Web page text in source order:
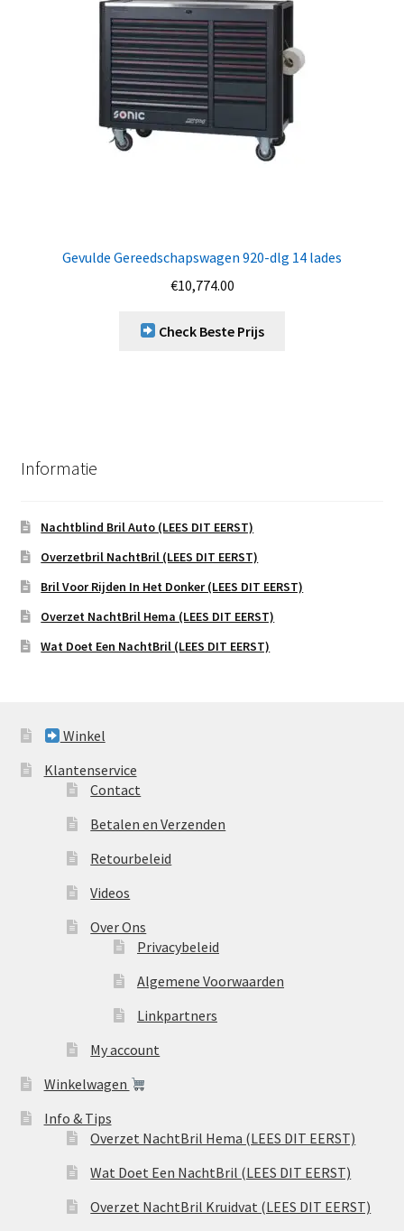
Gevulde Gereedschapswagen 920-dlg 14 lades
€10,774.00
Check Beste Prijs
Informatie
Nachtblind Bril Auto (LEES DIT EERST)
Overzetbril NachtBril (LEES DIT EERST)
Bril Voor Rijden In Het Donker (LEES DIT EERST)
Overzet NachtBril Hema (LEES DIT EERST)
Wat Doet Een NachtBril (LEES DIT EERST)
Winkel
Klantenservice
Contact
Betalen en Verzenden
Retourbeleid
Videos
Over Ons
Privacybeleid
Algemene Voorwaarden
Linkpartners
My account
Winkelwagen
Info & Tips
Overzet NachtBril Hema (LEES DIT EERST)
Wat Doet Een NachtBril (LEES DIT EERST)
Overzet NachtBril Kruidvat (LEES DIT EERST)